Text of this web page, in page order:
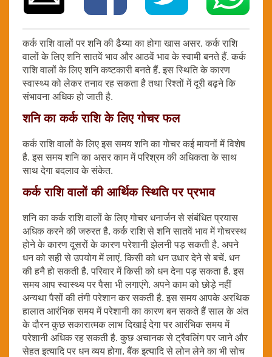
कर्क राशि वालों पर शनि की ढैय्या का होगा खास असर. कर्क राशि
वालों के लिए शनि सातवें भाव और आठवें भाव के स्वामी बनते हैं. कर्क
राशि वालों के लिए शनि कष्टकारी बनते हैं. इस स्थिति के कारण
स्वास्थ्य को लेकर तनाव रह सकता है तथा रिश्तों में दूरी बढ़ने कि
संभावना अधिक हो जाती है.
शनि का कर्क राशि के लिए गोचर फल
कर्क राशि वालों के लिए इस समय शनि का गोचर कई मायनों में विशेष
है. इस समय शनि का असर काम में परिश्रम की अधिकता के साथ
साथ देगा बदलाव के संकेत.
कर्क राशि वालों की आर्थिक स्थिति पर प्रभाव
शनि का कर्क राशि वालों के लिए गोचर धनार्जन से संबंधित प्रयास
अधिक करने की जरुरत है. कर्क राशि से शनि सातवें भाव में गोचरस्थ
होने के कारण दूसरों के कारण परेशानी झेलनी पड़ सकती है. अपने
धन को सही से उपयोग में लाएं. किसी को धन उधार देने से बचें. धन
की हनै हो सकती है. परिवार में किसी को धन देना पड़ सकता है. इस
समय आप स्वास्थ्य पर पैसा भी लगाएंगे. अपने काम को छोड़े नहीं
अन्यथा पैसों की तंगी परेशान कर सकती है. इस समय आपके अरथिक
हालात आरंभिक समय में परेशानी का कारण बन सकते हैं साल के अंत
के दौरन कुछ सकारात्मक लाभ दिखाई देगा पर आरंभिक समय में
परेशानी अधिक रह सकती है. कुछ अचानक से ट्रैवलिंग पर जाने और
सेहत इत्यादि पर धन व्यय होगा. बैंक इत्यादि से लोन लेने का भी सोच